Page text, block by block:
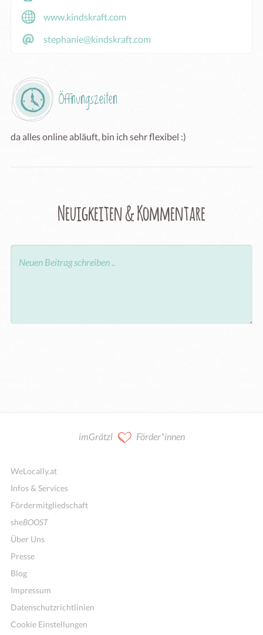
www.kindskraft.com
stephanie@kindskraft.com
Öffnungszeiten
da alles online abläuft, bin ich sehr flexibel :)
Neuigkeiten & Kommentare
imGrätzl Förder*innen
WeLocally.at
Infos & Services
Fördermitgliedschaft
sheBOOST
Über Uns
Presse
Blog
Impressum
Datenschutzrichtlinien
Cookie Einstellungen